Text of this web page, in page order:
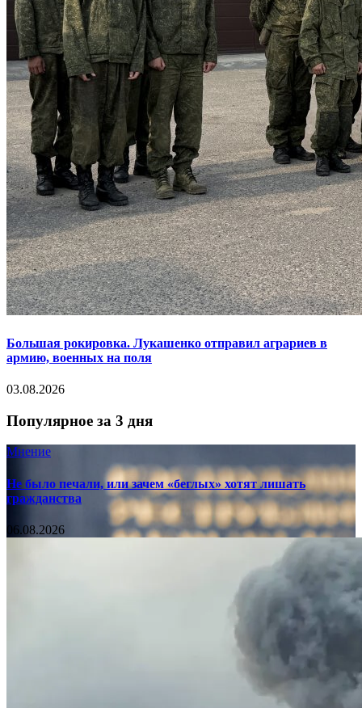
Большая рокировка. Лукашенко отправил аграриев в
армию, военных на поля
03.08.2026
Популярное за 3 дня
Мнение
Не было печали, или зачем «беглых» хотят лишать
гражданства
06.08.2026